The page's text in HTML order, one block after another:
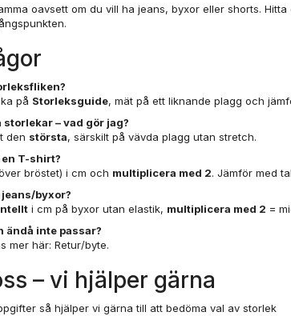
oavsett om du vill ha jeans, byxor eller shorts.
på Storleksguide, mät på ett liknande plagg och
– vad gör jag?
den största, särskilt på vävda plagg utan stretch.
T-shirt?
bröstet) i cm och multiplicera med 2. Jämför med
byxor?
i cm på byxor utan elastik, multiplicera med 2 =
ändå inte passar?
mer här: Retur/byte.
– vi hjälper gärna
så hjälper vi gärna till att bedöma val av storlek